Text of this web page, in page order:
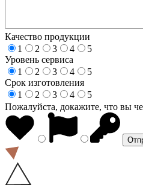
Качество продукции
1
2 3 4
5
Уровень сервиса
1
2 3 4
5
Срок изготовления
1
2 3 4
5
Пожалуйста, докажите, что вы